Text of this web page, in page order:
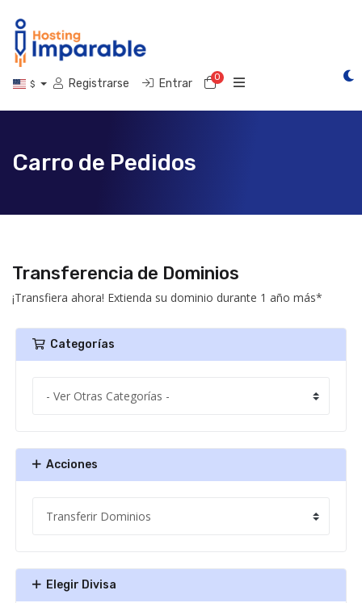
$ Registrarse Entrar 0Carro de Pedidos
Carro de Pedidos
Transferencia de Dominios
¡Transfiera ahora! Extienda su dominio durante 1 año más*
Categorías
Acciones
Elegir Divisa